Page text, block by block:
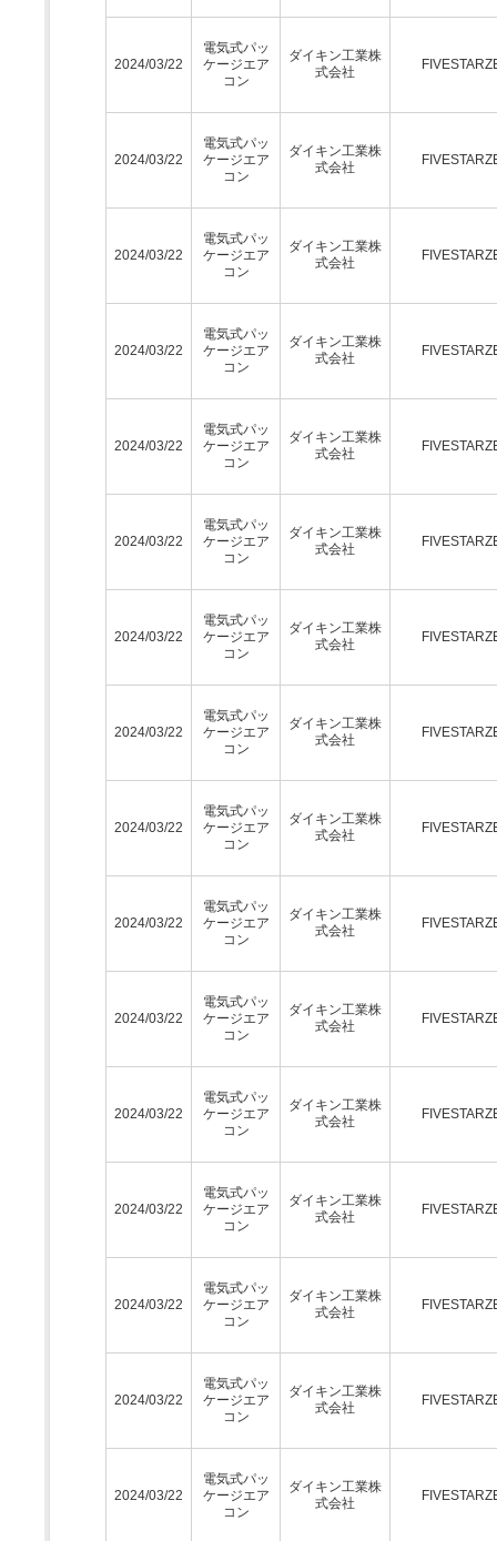
2024/03/22
電気式パッ
ケージエア
コン
ダイキン工業株
式会社
2024/03/22
電気式パッ
ケージエア
コン
ダイキン工業株
式会社
2024/03/22
電気式パッ
ケージエア
コン
ダイキン工業株
式会社
2024/03/22
電気式パッ
ケージエア
コン
ダイキン工業株
式会社
2024/03/22
電気式パッ
ケージエア
コン
ダイキン工業株
式会社
2024/03/22
電気式パッ
ケージエア
コン
ダイキン工業株
式会社
2024/03/22
電気式パッ
ケージエア
コン
ダイキン工業株
式会社
2024/03/22
電気式パッ
ケージエア
コン
ダイキン工業株
式会社
2024/03/22
電気式パッ
ケージエア
コン
ダイキン工業株
式会社
2024/03/22
電気式パッ
ケージエア
コン
ダイキン工業株
式会社
2024/03/22
電気式パッ
ケージエア
コン
ダイキン工業株
式会社
2024/03/22
電気式パッ
ケージエア
コン
ダイキン工業株
式会社
2024/03/22
電気式パッ
ケージエア
コン
ダイキン工業株
式会社
2024/03/22
電気式パッ
ケージエア
コン
ダイキン工業株
式会社
2024/03/22
電気式パッ
ケージエア
コン
ダイキン工業株
式会社
2024/03/22
電気式パッ
ケージエア
コン
ダイキン工業株
式会社